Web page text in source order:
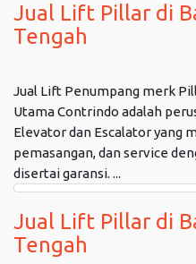
Jual Lift Pillar di
Tengah
Jual Lift Penumpang merk
Utama Contrindo adalah
Elevator dan Escalator yang
pemasangan, dan service
disertai garansi. ...
Jual Lift Pillar di
Tengah